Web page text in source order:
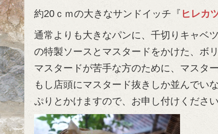
約20ｃｍの大きなサンドイッチ『 ヒレカ
通常よりも大きなパンに、千切りキャベ
の特製ソースとマスタードをかけた、ボ
マスタードが苦手な方のために、マスタ
もし店頭にマスタード抜きしか並んでい
ぷりとかけますので、お申し付けくださ